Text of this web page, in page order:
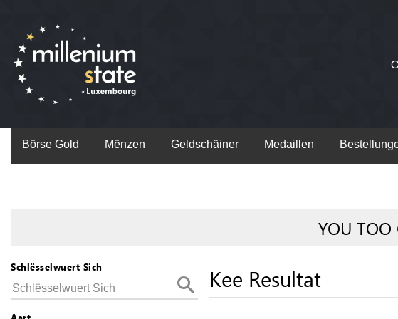
Börse Gold Mënzen Geldschäiner Medaillen
YOU TOO
Schlësselwuert Sich Kee Resultat